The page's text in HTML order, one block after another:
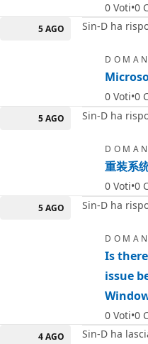
0 Voti 0
5 AGO Sin-D ha
0 Voti 0
5 AGO Sin-D ha
重装系
0 Voti 0
5 AGO Sin-D ha
Is
issue
0 Voti 0
4 AGO Sin-D ha